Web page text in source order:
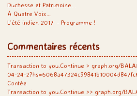
Duchesse et Patrimoine…
À Quatre Voix…
L’été indien 2017 – Programme !
Commentaires récents
Transaction to you.Continue > graph.org/
04-24-
Contée
Transaction to you.Continue >> graph.org/